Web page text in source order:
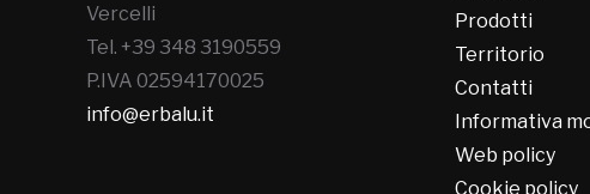
Vercelli
Tel. +39 348 3190559
P.IVA 02594170025
info@erbalu.it
Prodotti
Territorio
Contatti
Informativa
Web policy
Cookie policy